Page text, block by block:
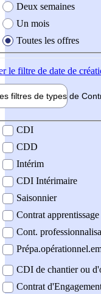
Deux semaines
Un mois
Toutes les offres
le filtre de date de
filtres de types de
contrat
CDI
CDD
Intérim
CDI Intérimaire
Saisonnier
Contrat apprentissage
Cont.
CDI de chantier ou
Contrat